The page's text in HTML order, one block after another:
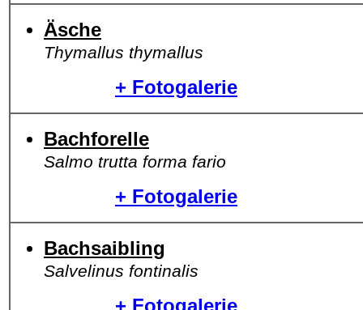
Äsche
Thymallus thymallus
+ Fotogalerie
Bachforelle
Salmo trutta forma fario
+ Fotogalerie
Bachsaibling
Salvelinus fontinalis
+ Fotogalerie